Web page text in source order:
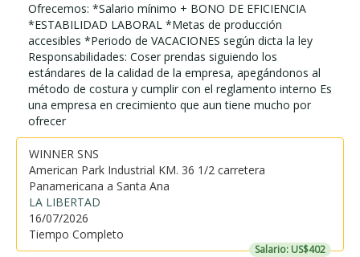
Ofrecemos: *Salario mínimo + BONO DE EFICIENCIA
*ESTABILIDAD LABORAL *Metas de producción
accesibles *Periodo de VACACIONES según dicta la ley
Responsabilidades: Coser prendas siguiendo los
estándares de la calidad de la empresa, apegándonos al
método de costura y cumplir con el reglamento interno Es
una empresa en crecimiento que aun tiene mucho por
ofrecer
WINNER SNS
American Park Industrial KM. 36 1/2 carretera
Panamericana a Santa Ana
LA LIBERTAD
16/07/2026
Tiempo Completo
Salario: US$402